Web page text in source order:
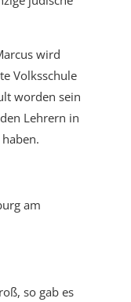
wird
Volksschule
worden sein
Lehrern in
am
so gab es